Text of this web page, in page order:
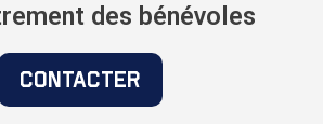
des bénévoles
Contacter